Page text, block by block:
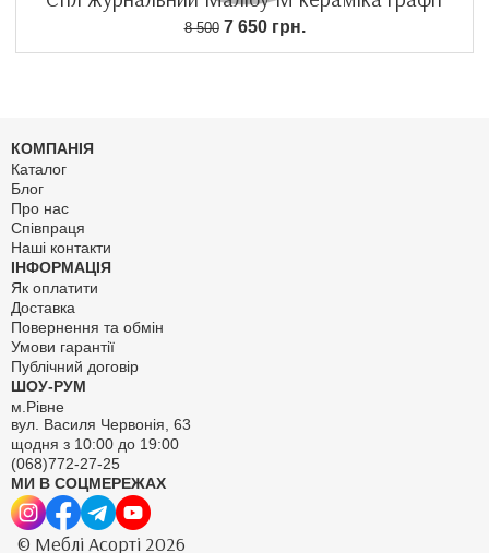
8 5007 650 грн.
КОМПАНІЯ
Каталог
Блог
Про нас
Співпраця
Наші контакти
ІНФОРМАЦІЯ
Як оплатити
Доставка
Повернення та обмін
Умови гарантії
Публічний договір
ШОУ-РУМ
м.Рівне
вул. Василя Червонія, 63
щодня з 10:00 до 19:00
(068)772-27-25
МИ В СОЦМЕРЕЖАХ
© Меблі Асорті 2026